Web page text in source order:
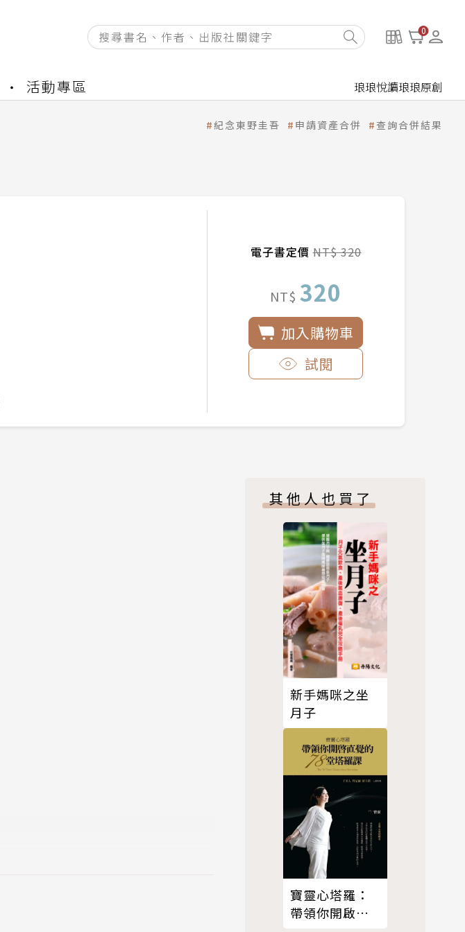
0
活動專區 琅琅悅讀琅琅原創
紀念東野圭吾 申請資產合併 查詢合併結果
電子書定價NT$ 320
NT$ 320
加入購物車
試閱
其他人也買了
新手媽咪之坐
月子
寶靈心塔羅：
帶領你開啟直